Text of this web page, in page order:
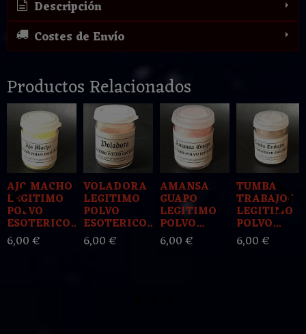
Descripción
Costes de Envío
Productos Relacionados
AJO MACHO
LEGITIMO
POLVO
ESOTERICO...
6,00 €
VOLADORA
LEGITIMO
POLVO
ESOTERICO...
6,00 €
AMANSA
GUAPO
LEGITIMO
POLVO...
6,00 €
TUMBA
TRABAJOS
LEGITIMO
POLVO...
6,00 €